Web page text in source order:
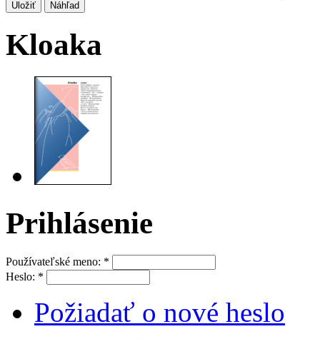
Kloaka
Prihlásenie
Používateľské meno: *
Heslo: *
Požiadať o nové heslo